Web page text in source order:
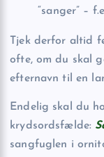
“sanger” –
Tjek derfor altid
ofte, om du skal
efternavn til en
Endelig skal du
krydsordsfælde:
sangfuglen i